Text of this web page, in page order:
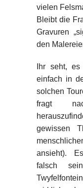
vielen
Bleibt die
Gravuren
den
Ihr seht,
einfach in
solchen
fragt
gewissen
ansieht).
falsch